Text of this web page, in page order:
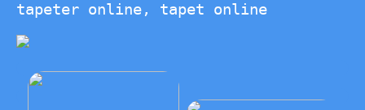
tapeter online, tapet online